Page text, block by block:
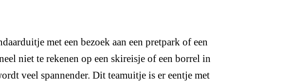
met een bezoek aan een pretpark of een
niet te rekenen op een skireisje of een borrel in
veel spannender. Dit teamuitje is er eentje met